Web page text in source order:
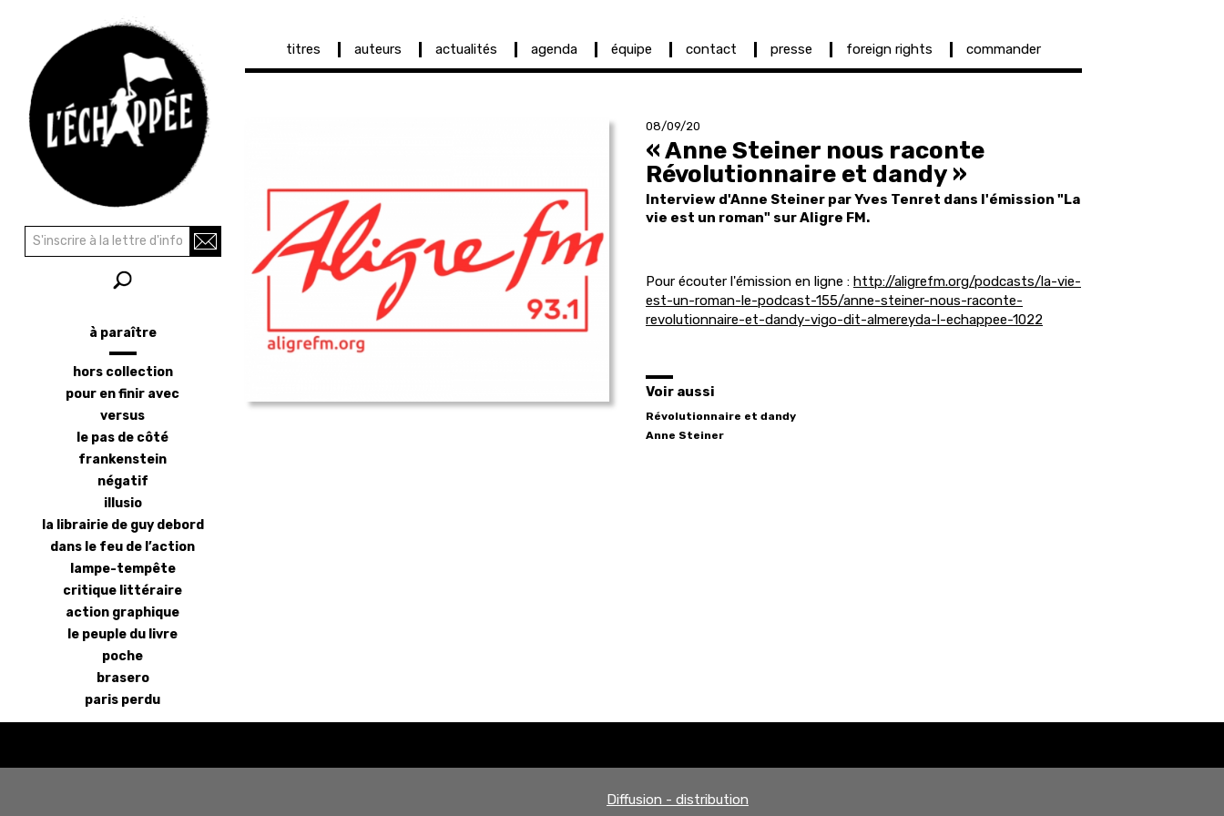
contenu
principal
principale
titres auteurs actualités agenda équipe contact presse foreign rights commander
08/09/20
« Anne Steiner nous raconte
Révolutionnaire et dandy »
Interview d'Anne Steiner par Yves Tenret dans l'émission "La
vie est un roman" sur Aligre FM.
Pour écouter l'émission en ligne : http://aligrefm.org/podcasts/la-vie-
est-un-roman-le-podcast-155/anne-steiner-nous-raconte-
revolutionnaire-et-dandy-vigo-dit-almereyda-l-echappee-1022
Voir aussi
Révolutionnaire et dandy
Anne Steiner
Rechercher
latéral
à paraître
hors collection
pour en finir avec
versus
le pas de côté
frankenstein
négatif
illusio
la librairie de guy debord
dans le feu de l’action
lampe-tempête
critique littéraire
action graphique
le peuple du livre
poche
brasero
paris perdu
Diffusion - distribution